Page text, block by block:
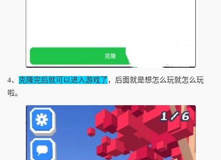
4、 克隆完后就可以进入游戏了 ，后面就是想怎么玩就怎么玩
啦。